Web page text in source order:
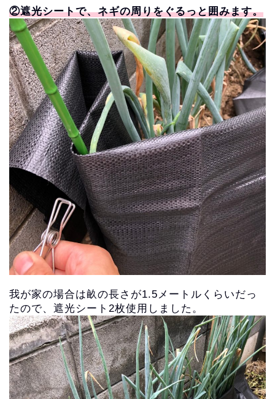
②遮光シートで、ネギの周りをぐるっと囲みます。
我が家の場合は畝の長さが1.5メートルくらいだっ
たので、 遮光シート2枚使用しました。